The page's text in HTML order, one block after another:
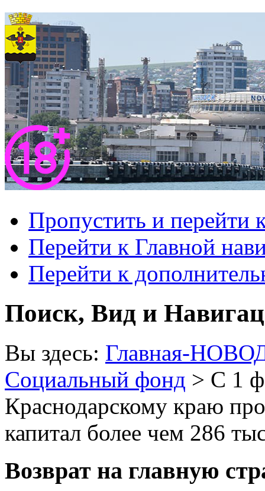
Пропустить и перейти
Перейти к Главной
Перейти к
Поиск, Вид и
Вы здесь: Главная-
Социальный фонд > С 1
Краснодарскому краю
капитал более чем 286
Возврат на главную